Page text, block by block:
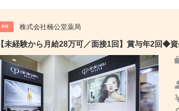
PR 株式会社楠公堂薬局
【未経験から月給28万可／面接1回】賞与年2回◆